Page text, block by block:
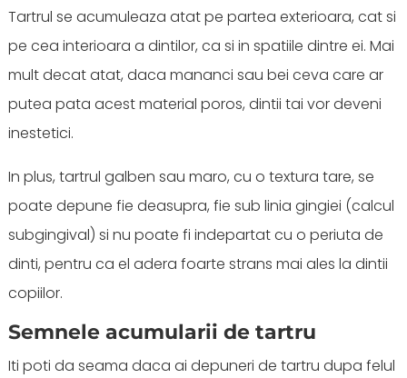
Tartrul se acumuleaza atat pe partea exterioara, cat si
pe cea interioara a dintilor, ca si in spatiile dintre ei. Mai
mult decat atat, daca mananci sau bei ceva care ar
putea pata acest material poros, dintii tai vor deveni
inestetici.
In plus, tartrul galben sau maro, cu o textura tare, se
poate depune fie deasupra, fie sub linia gingiei (calcul
subgingival) si nu poate fi indepartat cu o periuta de
dinti, pentru ca el adera foarte strans mai ales la dintii
copiilor.
Semnele acumularii de tartru
Iti poti da seama daca ai depuneri de tartru dupa felul